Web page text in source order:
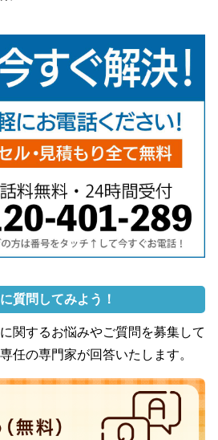
質問してみよう！
関するお悩みやご質問を募集して
任の専門家が回答いたします。